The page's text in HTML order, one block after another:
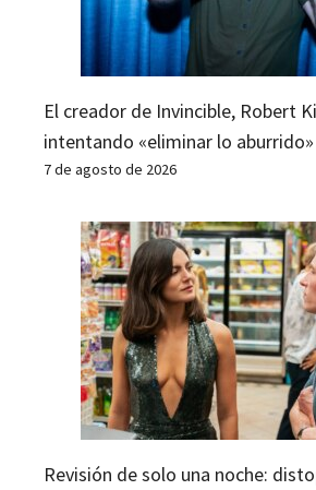
El creador de Invincible, Robert
intentando «eliminar lo
7 de agosto de 2026
Revisión de solo una noche: